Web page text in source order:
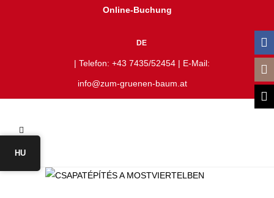
Online-Buchung
DE
| Telefon: +43 7435/52454| E-Mail:
info@zum-gruenen-baum.at
HU